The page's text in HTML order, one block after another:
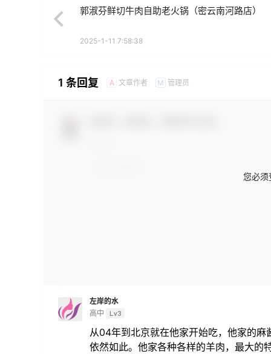
郭淑芬鲜切牛肉自助老火锅（密云南河路店）
2025-1-11 7:58:38
1 条回复 A 文章作者 M 管理员
您必须
左岸的水
高中
Lv3
从04年到北京就在他家开始吃，他家的
依然如此。他家各种各样的羊肉，最大的